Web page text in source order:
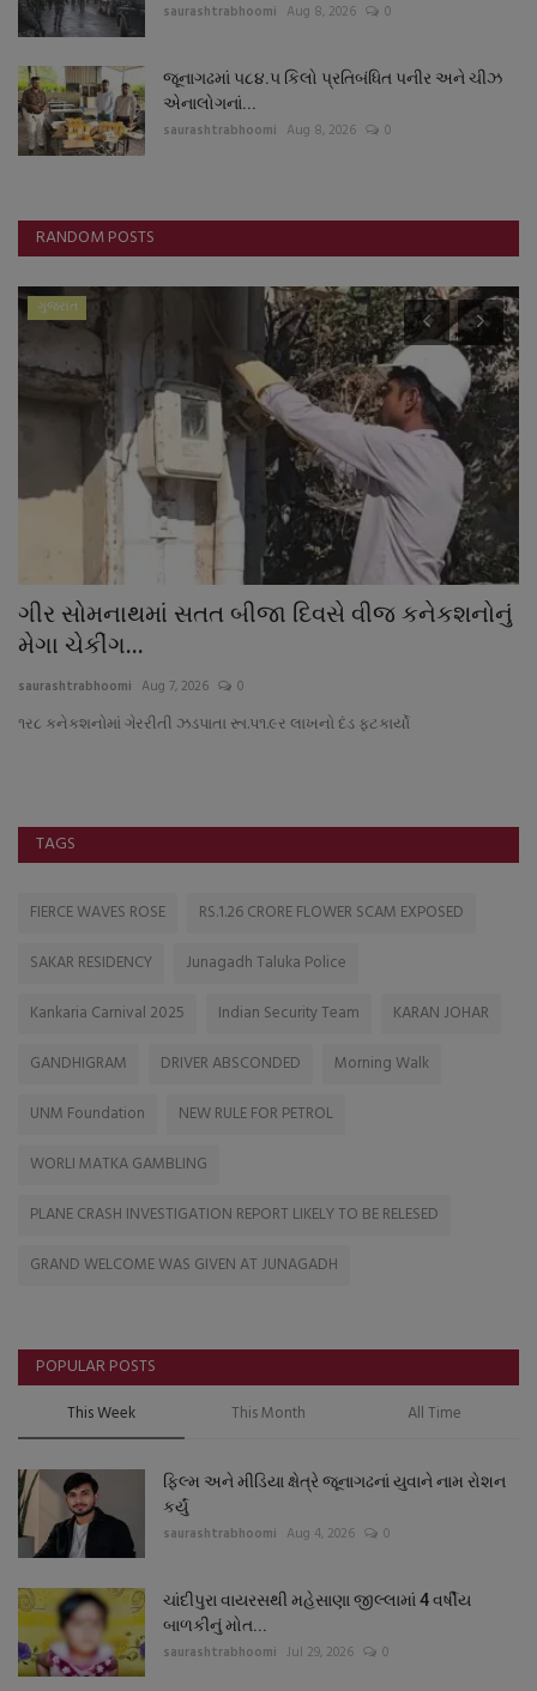
saurashtrabhoomi Aug 8, 2026 0
જૂનાગઢમાં ૫૮૪.૫ કિલો પ્રતિબંધિત પનીર અને ચીઝ
એનાલોગનાં...
saurashtrabhoomi Aug 8, 2026 0
RANDOM POSTS
ગુજરાત
ગીર સોમનાથમાં સતત બીજા દિવસે વીજ કનેકશનોનું
મેગા ચેકીંગ...
saurashtrabhoomi Aug 7, 2026 0
૧ર૮ કનેકશનોમાં ગેરરીતી ઝડપાતા રૂા.પ૧.૯ર લાખનો દંડ ફટકાર્યો
TAGS
FIERCE WAVES ROSE
RS.1.26 CRORE FLOWER SCAM EXPOSED
SAKAR RESIDENCY
Junagadh Taluka Police
Kankaria Carnival 2025
Indian Security Team
KARAN JOHAR
GANDHIGRAM
DRIVER ABSCONDED
Morning Walk
UNM Foundation
NEW RULE FOR PETROL
WORLI MATKA GAMBLING
PLANE CRASH INVESTIGATION REPORT LIKELY TO BE RELESED
GRAND WELCOME WAS GIVEN AT JUNAGADH
POPULAR POSTS
This Week This Month All Time
ફિલ્મ અને મીડિયા ક્ષેત્રે જૂનાગઢનાં યુવાને નામ રોશન
કર્યું
saurashtrabhoomi Aug 4, 2026 0
ચાંદીપુરા વાયરસથી મહેસાણા જીલ્લામાં 4 વર્ષીય
બાળકીનું મોત...
saurashtrabhoomi Jul 29, 2026 0